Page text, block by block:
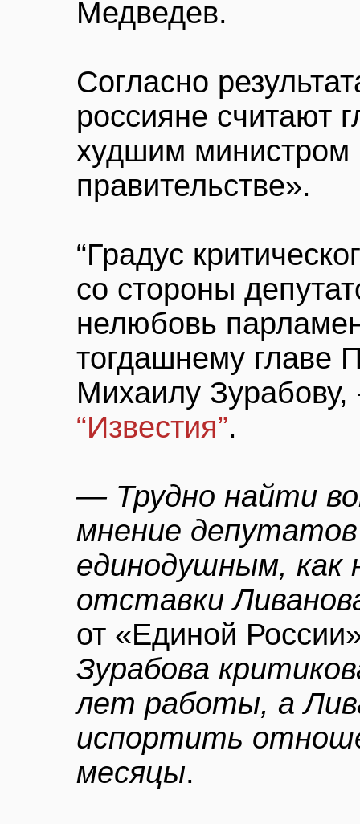
Медведев.
Согласно
россияне считают
худшим
правительстве».
“Градус
со стороны
нелюбовь
тогдашнему главе
Михаилу Зурабову,
“Известия”.
— Трудно найти
мнение
единодушным, как
отставки
от «Единой
Зурабова
лет работы, а
испортить
месяцы.